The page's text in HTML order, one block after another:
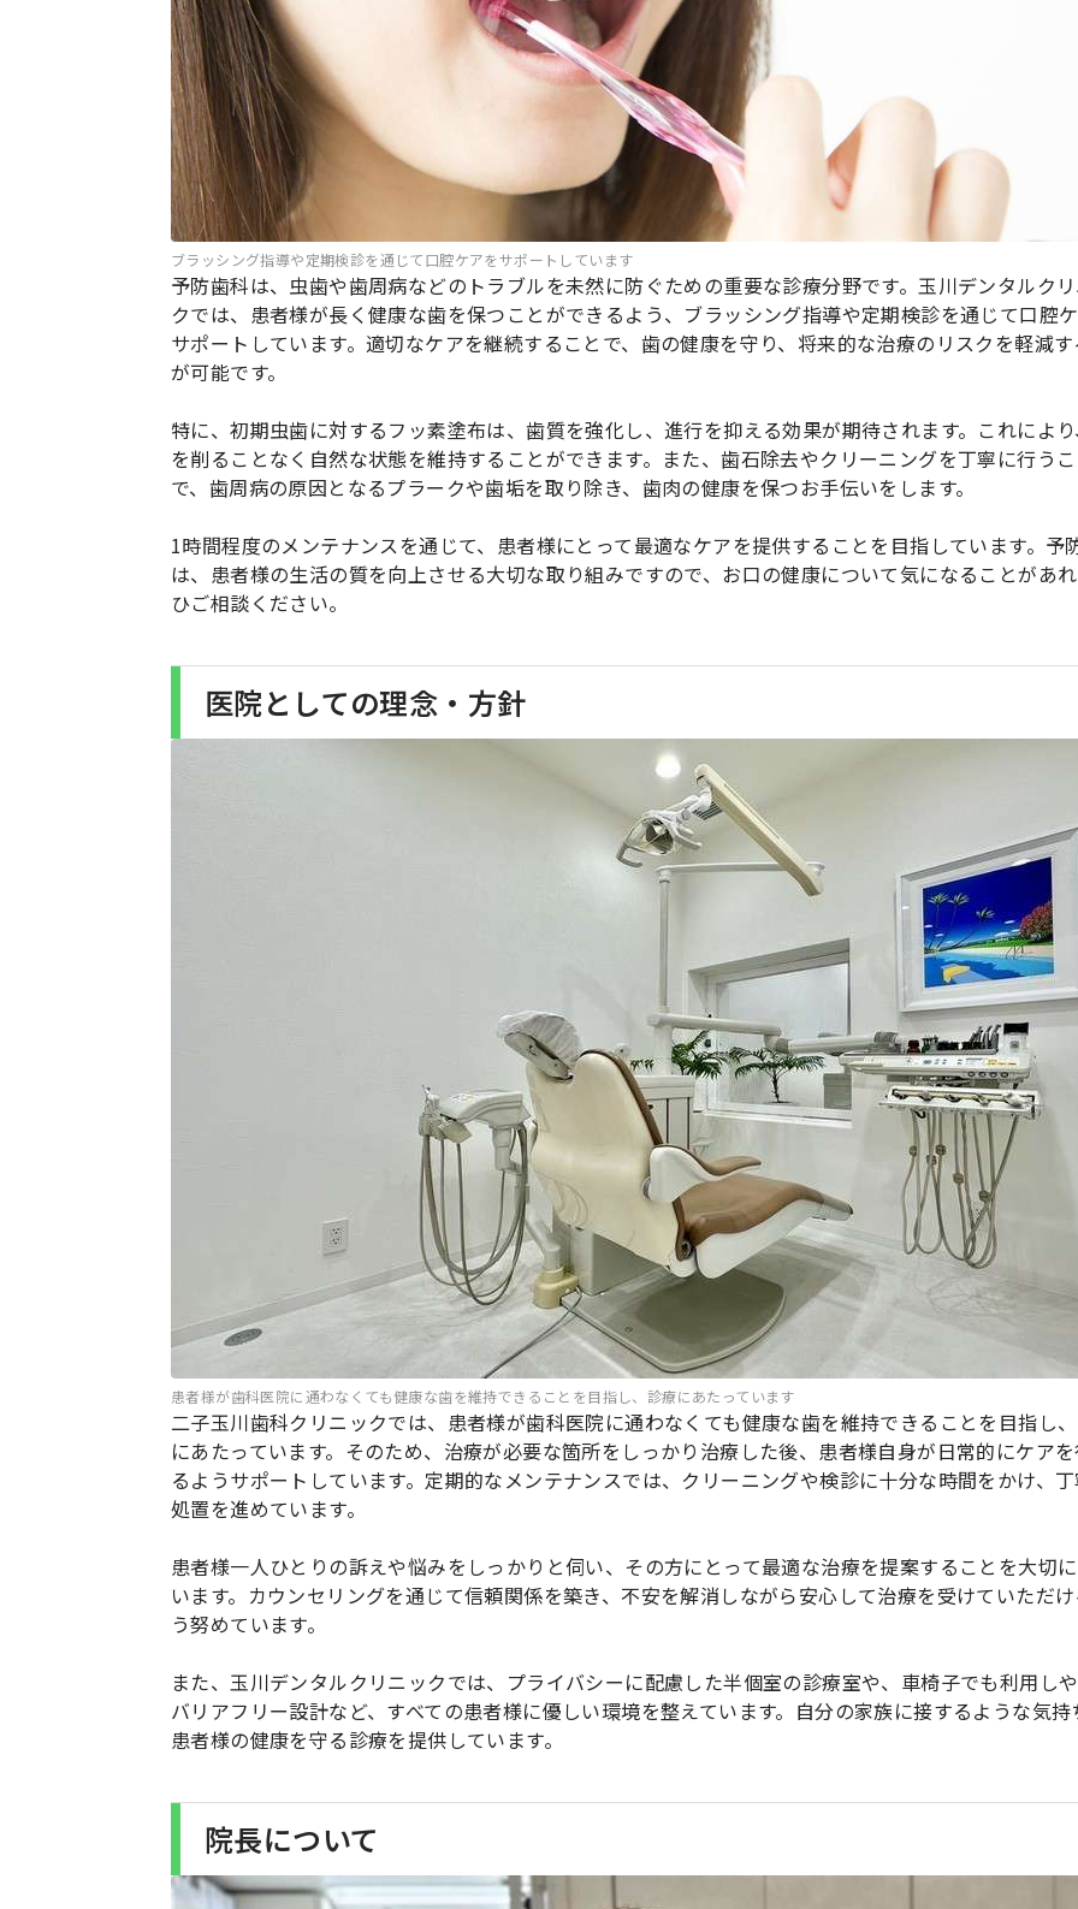
ブラッシング指導や定期検診を通じて口腔ケアをサポートしています
予防歯科は、虫歯や歯周病などのトラブルを未然に防ぐための重要な診療分野です。玉川デンタルク
クでは、患者様が長く健康な歯を保つことができるよう、ブラッシング指導や定期検診を通じて口腔
サポートしています。適切なケアを継続することで、歯の健康を守り、将来的な治療のリスクを軽減
が可能です。
特に、初期虫歯に対するフッ素塗布は、歯質を強化し、進行を抑える効果が期待されます。これによ
を削ることなく自然な状態を維持することができます。また、歯石除去やクリーニングを丁寧に行う
で、歯周病の原因となるプラークや歯垢を取り除き、歯肉の健康を保つお手伝いをします。
1時間程度のメンテナンスを通じて、患者様にとって最適なケアを提供することを目指しています。予
は、患者様の生活の質を向上させる大切な取り組みですので、お口の健康について気になることがあ
ひご相談ください。
医院としての理念・方針
患者様が歯科医院に通わなくても健康な歯を維持できることを目指し、診療にあたっています
二子玉川歯科クリニックでは、患者様が歯科医院に通わなくても健康な歯を維持できることを目指し
にあたっています。そのため、治療が必要な箇所をしっかり治療した後、患者様自身が日常的にケア
るようサポートしています。定期的なメンテナンスでは、クリーニングや検診に十分な時間をかけ、
処置を進めています。
患者様一人ひとりの訴えや悩みをしっかりと伺い、その方にとって最適な治療を提案することを大切
います。カウンセリングを通じて信頼関係を築き、不安を解消しながら安心して治療を受けていただ
う努めています。
また、玉川デンタルクリニックでは、プライバシーに配慮した半個室の診療室や、車椅子でも利用し
バリアフリー設計など、すべての患者様に優しい環境を整えています。自分の家族に接するような気持
患者様の健康を守る診療を提供しています。
院長について